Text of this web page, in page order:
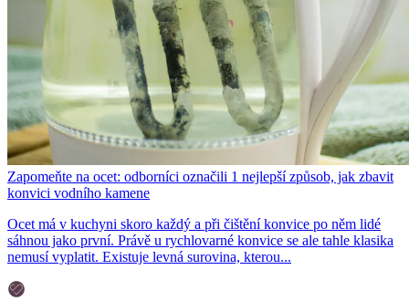
Zapomeňte na ocet: odborníci označili 1 nejlepší způsob, jak zbavit
konvici vodního kamene
Ocet má v kuchyni skoro každý a při čištění konvice po něm lidé
sáhnou jako první. Právě u rychlovarné konvice se ale tahle klasika
nemusí vyplatit. Existuje levná surovina, kterou...